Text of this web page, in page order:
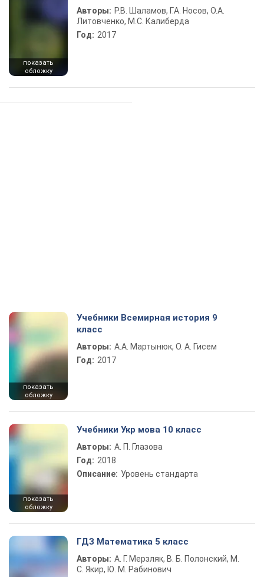
показать
обложку
Авторы: Р.В. Шаламов, Г.А. Носов, О.А.
Литовченко, М.С. Калиберда
Год: 2017
показать
обложку
Учебники Всемирная история 9
класс
Авторы: А.А. Мартынюк, О. А. Гисем
Год: 2017
показать
обложку
Учебники Укр мова 10 класс
Авторы: А. П. Глазова
Год: 2018
Описание: Уровень стандарта
ГДЗ Математика 5 класс
Авторы: А. Г. Мерзляк, В. Б. Полонский, М.
С. Якир, Ю. М. Рабинович